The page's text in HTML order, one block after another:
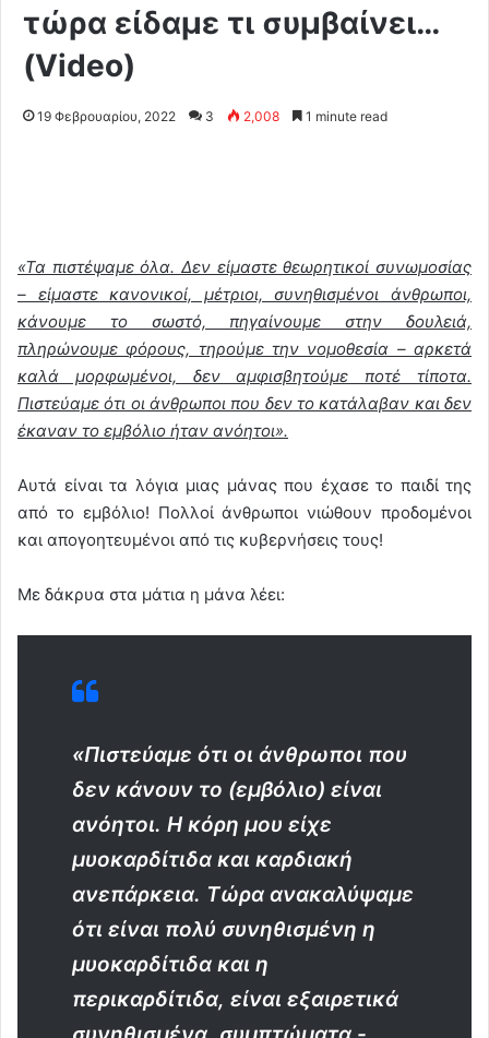
τώρα είδαμε τι συμβαίνει…
(Video)
19 Φεβρουαρίου, 2022 3 2,008 1 minute read
«Τα πιστέψαμε όλα. Δεν είμαστε θεωρητικοί συνωμοσίας
– είμαστε κανονικοί, μέτριοι, συνηθισμένοι άνθρωποι,
κάνουμε το σωστό, πηγαίνουμε στην δουλειά,
πληρώνουμε φόρους, τηρούμε την νομοθεσία – αρκετά
καλά μορφωμένοι, δεν αμφισβητούμε ποτέ τίποτα.
Πιστεύαμε ότι οι άνθρωποι που δεν το κατάλαβαν και δεν
έκαναν το εμβόλιο ήταν ανόητοι».
Αυτά είναι τα λόγια μιας μάνας που έχασε το παιδί της
από το εμβόλιο! Πολλοί άνθρωποι νιώθουν προδομένοι
και απογοητευμένοι από τις κυβερνήσεις τους!
Με δάκρυα στα μάτια η μάνα λέει:
«Πιστεύαμε ότι οι άνθρωποι που
δεν κάνουν το (εμβόλιο) είναι
ανόητοι. Η κόρη μου είχε
μυοκαρδίτιδα και καρδιακή
ανεπάρκεια. Τώρα ανακαλύψαμε
ότι είναι πολύ συνηθισμένη η
μυοκαρδίτιδα και η
περικαρδίτιδα, είναι εξαιρετικά